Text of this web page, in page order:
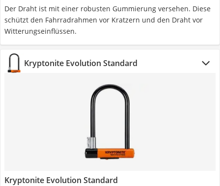
Der Draht ist mit einer robusten Gummierung versehen. Diese
schützt den Fahrradrahmen vor Kratzern und den Draht vor
Witterungseinflüssen.
Kryptonite Evolution Standard
Kryptonite Evolution Standard